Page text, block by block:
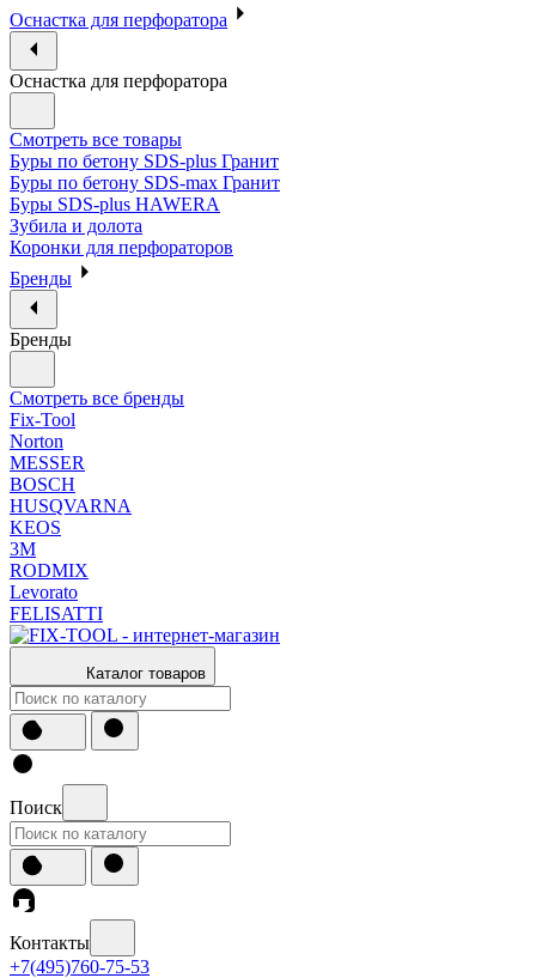
Оснастка для перфоратора
Оснастка для перфоратора
Смотреть все товары
Буры по бетону SDS-plus Гранит
Буры по бетону SDS-max Гранит
Буры SDS-plus HAWERA
Зубила и долота
Коронки для перфораторов
Бренды
Бренды
Смотреть все бренды
Fix-Tool
Norton
MESSER
BOSCH
HUSQVARNA
KEOS
3М
RODMIX
Levorato
FELISATTI
Каталог товаров
Поиск
Контакты
+7(495)760-75-53